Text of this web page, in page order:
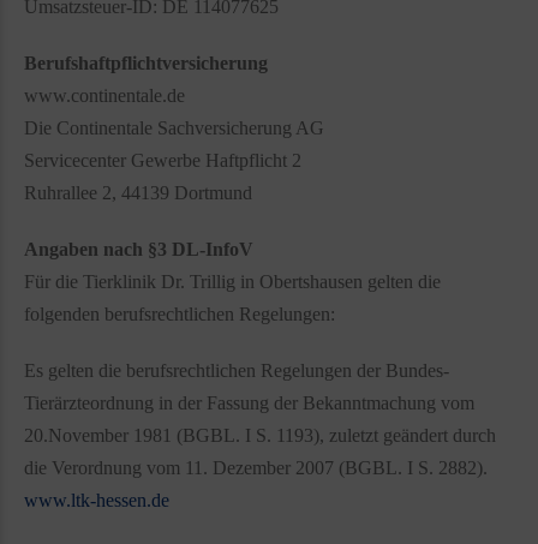
Umsatzsteuer-ID: DE 114077625
Berufshaftpflichtversicherung
www.continentale.de
Die Continentale Sachversicherung AG
Servicecenter Gewerbe Haftpflicht 2
Ruhrallee 2, 44139 Dortmund
Angaben nach §3 DL-InfoV
Für die Tierklinik Dr. Trillig in Obertshausen gelten die
folgenden berufsrechtlichen Regelungen:
Es gelten die berufsrechtlichen Regelungen der Bundes-
Tierärzteordnung in der Fassung der Bekanntmachung vom
20.November 1981 (BGBL. I S. 1193), zuletzt geändert durch
die Verordnung vom 11. Dezember 2007 (BGBL. I S. 2882).
www.ltk-hessen.de